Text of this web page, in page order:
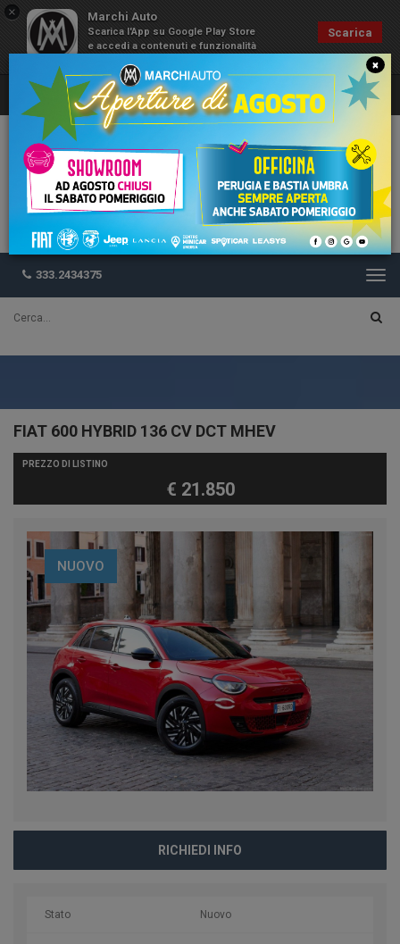
× Marchi Auto
Scarica l'App su Google Play Store
e accedi a contenuti e funzionalità
Scarica
333.2434375
FIAT 600 HYBRID 136 CV DCT MHEV
PREZZO DI LISTINO
€ 21.850
NUOVO
RICHIEDI INFO
Stato Nuovo
×